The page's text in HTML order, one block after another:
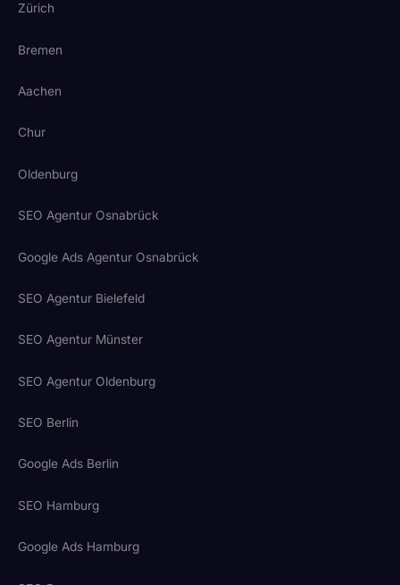
Zürich
Bremen
Aachen
Chur
Oldenburg
SEO Agentur Osnabrück
Google Ads Agentur Osnabrück
SEO Agentur Bielefeld
SEO Agentur Münster
SEO Agentur Oldenburg
SEO Berlin
Google Ads Berlin
SEO Hamburg
Google Ads Hamburg